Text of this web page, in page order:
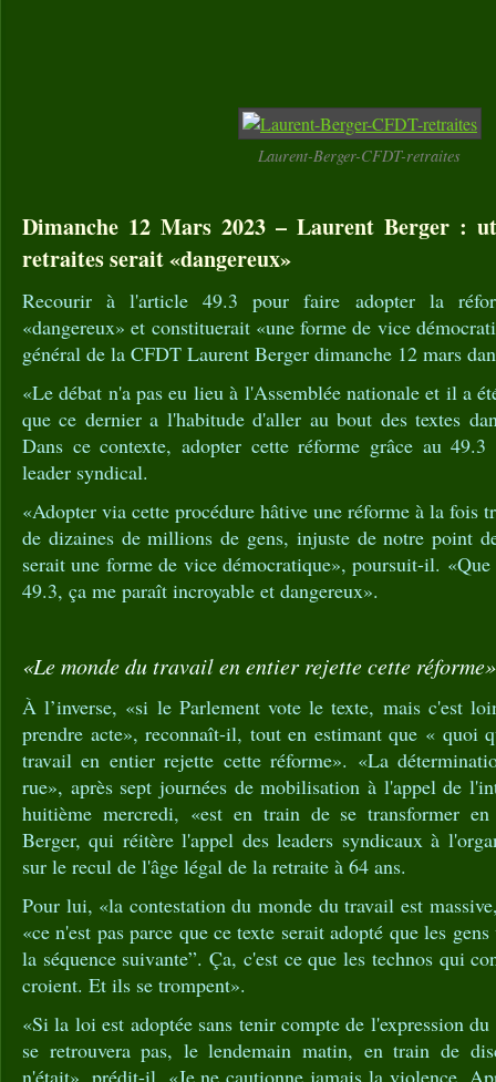
Laurent-Berger-CFDT-retraites
Dimanche 12 Mars 2023 – Laurent Berger :
retraites serait «dangereux»
Recourir à l'article 49.3 pour faire adopter la
«dangereux» et constituerait «une forme de vice
général de la CFDT Laurent Berger dimanche 12 mars
«Le débat n'a pas eu lieu à l'Assemblée nationale et il a
que ce dernier a l'habitude d'aller au bout des textes
Dans ce contexte, adopter cette réforme grâce au
leader syndical.
«Adopter via cette procédure hâtive une réforme à la fois
de dizaines de millions de gens, injuste de notre point
serait une forme de vice démocratique», poursuit-il.
49.3, ça me paraît incroyable et dangereux».
«Le monde du travail en entier rejette cette réforme»
À l’inverse, «si le Parlement vote le texte, mais c'est
prendre acte», reconnaît-il, tout en estimant que « quoi
travail en entier rejette cette réforme». «La
rue», après sept journées de mobilisation à l'appel de
huitième mercredi, «est en train de se transformer
Berger, qui réitère l'appel des leaders syndicaux à
sur le recul de l'âge légal de la retraite à 64 ans.
Pour lui, «la contestation du monde du travail est
«ce n'est pas parce que ce texte serait adopté que les
la séquence suivante”. Ça, c'est ce que les technos qui
croient. Et ils se trompent».
«Si la loi est adoptée sans tenir compte de l'expression
se retrouvera pas, le lendemain matin, en train de
n'était», prédit-il. «Je ne cautionne jamais la violence.